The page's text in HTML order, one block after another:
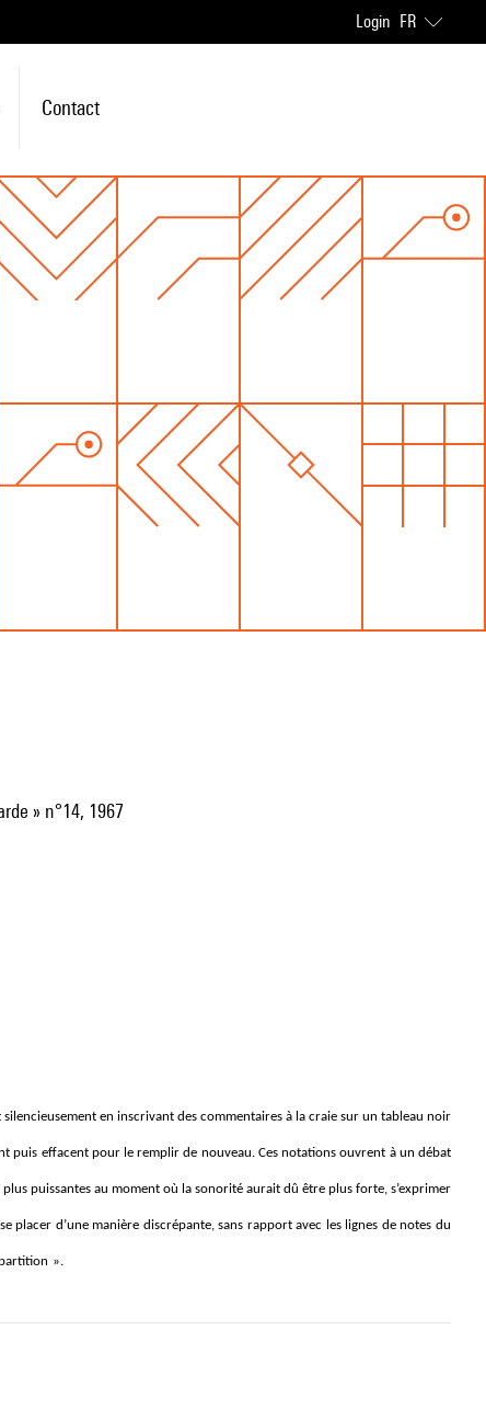
Login FR
Contact
» n°14, 1967
silencieusement en inscrivant des commentaires à la craie sur un tableau noir
puis effacent pour le remplir de nouveau. Ces notations ouvrent à un débat
puissantes au moment où la sonorité aurait dû être plus forte, s’exprimer
se placer d’une manière discrépante, sans rapport avec les lignes de notes du
».